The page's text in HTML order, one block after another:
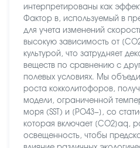
интерпретированы как
Фактор в, используемый в
для учета изменений
высокую зависимость от
культурой, что затрудняет
веществ по сравнению с
полевых условиях. Мы
роста кокколитофоров,
модели, ограниченной
моря (SST) и [PO43−], со
которая включает [CO2]aq,
освещенность, чтобы